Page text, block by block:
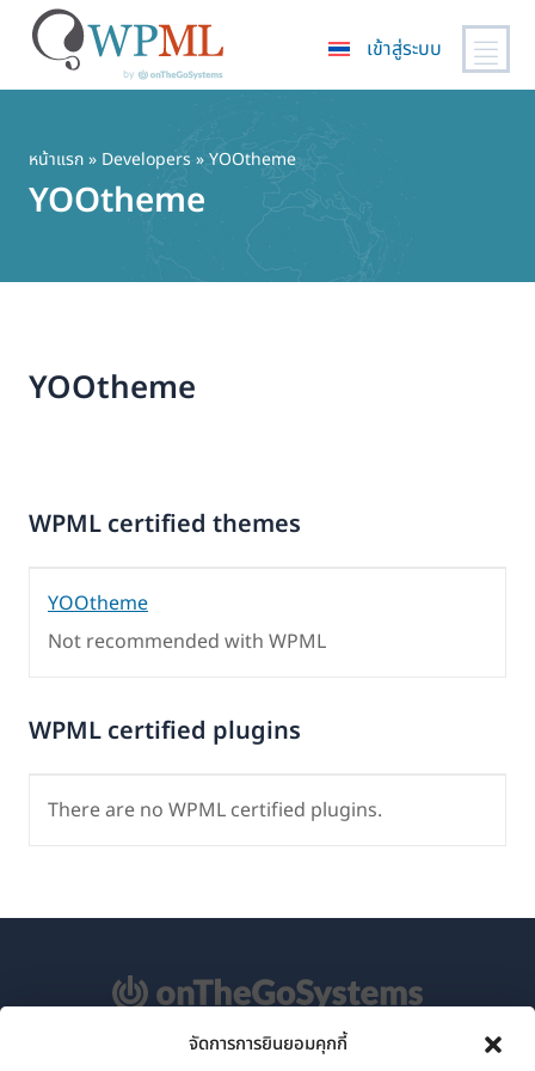
จัดการการยินยอมคุกกี้
เนื้อหา
เข้าสู่ระบบ
หน้าแรก» Developers » YOOtheme
YOOtheme
YOOtheme
WPML certified themes
YOOtheme
Not recommended with WPML
WPML certified plugins
There are no WPML certified plugins.